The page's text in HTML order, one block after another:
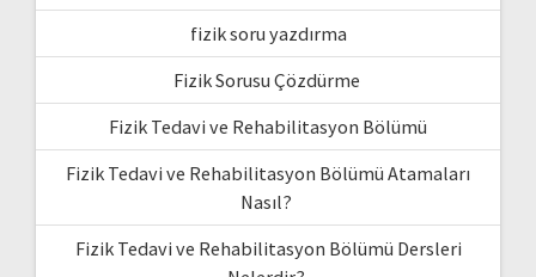
fizik soru yazdırma
Fizik Sorusu Çözdürme
Fizik Tedavi ve Rehabilitasyon Bölümü
Fizik Tedavi ve Rehabilitasyon Bölümü Atamaları
Nasıl?
Fizik Tedavi ve Rehabilitasyon Bölümü Dersleri